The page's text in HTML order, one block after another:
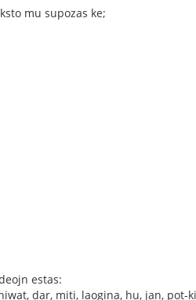
mu supozas ke;
estas:
dar, miti, laogina, hu, jan, pot-